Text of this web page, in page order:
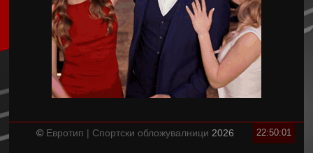
Лина Ѓорческа го заврши настапот во
Лајпциг
Барса и Сити почнаа преговори за Родри,
испратена и првата понуда
поддршка на Инфантино
22:50:01
© Евротип | Спортски обложувалници 2026